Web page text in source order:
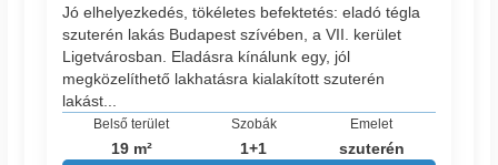
Jó elhelyezkedés, tökéletes befektetés: eladó tégla
szuterén lakás Budapest szívében, a VII. kerület
Ligetvárosban. Eladásra kínálunk egy, jól
megközelíthető lakhatásra kialakított szuterén
lakást...
Belső terület
19 m²
Szobák
1+1
Emelet
szuterén